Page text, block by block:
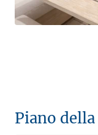
Piano